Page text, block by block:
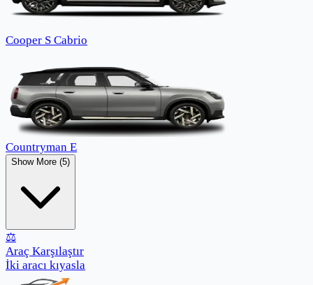
Cooper S Cabrio
Countryman E
Show More (5)
⚖️
Araç Karşılaştır
İki aracı kıyasla